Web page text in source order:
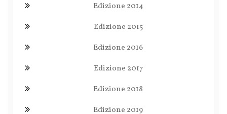
Edizione 2014
Edizione 2015
Edizione 2016
Edizione 2017
Edizione 2018
Edizione 2019